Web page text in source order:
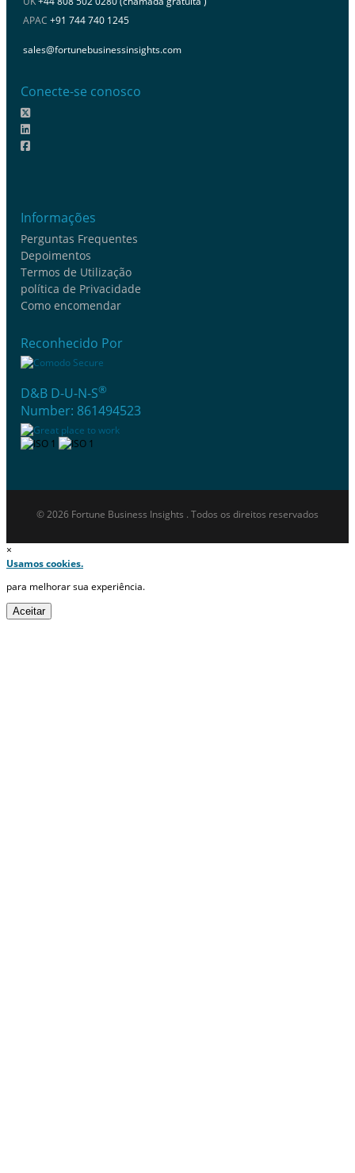
APAC +91 744 740 1245
sales@fortunebusinessinsights.com
Conecte-se conosco
Informações
Perguntas Frequentes
Depoimentos
Termos de Utilização
política de Privacidade
Como encomendar
Reconhecido Por
D&B D-U-N-S®
Number: 861494523
© 2026 Fortune Business Insights . Todos os direitos reservados
×
Usamos cookies.
para melhorar sua experiência.
Aceitar